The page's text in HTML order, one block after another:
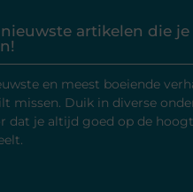
artikelen die
en meest boeiende
missen. Duik in diverse
dat je altijd goed op de